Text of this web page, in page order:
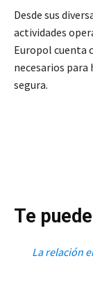
Desde sus
actividades
Europol cuenta
necesarios para
segura.
Te
La relación